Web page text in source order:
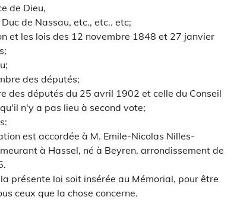
de Dieu,
de Nassau, etc., etc.. etc;
et les lois des 12 novembre 1848 et 27 janvier
des députés;
des députés du 25 avril 1902 et celle du Conseil
n'y a pas lieu à second vote;
est accordée à M. Emile-Nicolas Nilles-
à Hassel, né à Beyren, arrondissement de
présente loi soit insérée au Mémorial, pour être
ceux que la chose concerne.